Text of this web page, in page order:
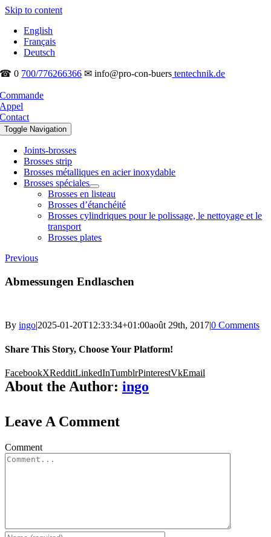
Skip to content
English
Français
Deutsch
☎ 0 700/776266366 ✉ info@pro-con-buers tentechnik.de
Commande
Appel
Contact
Toggle Navigation
Joints-brosses
Brosses strip
Brosses métalliques en acier inoxydable
Brosses spéciales
Brosses en listeau
Brosses d’étanchéité
Brosses cylindriques pour le polissage, le nettoyage et le
transport
Brosses plates
Previous
Abmessungen Endlaschen
By ingo|2025-01-20T12:33:34+01:00août 29th, 2017|0 Comments
Share This Story, Choose Your Platform!
FacebookXRedditLinkedInTumblrPinterestVkEmail
About the Author: ingo
Leave A Comment
Comment